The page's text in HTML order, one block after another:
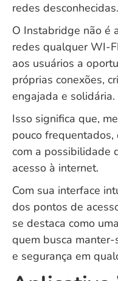
redes desconhecidas.
O Instabridge não é
redes qualquer WI-
aos usuários a
próprias conexões,
engajada e solidária.
Isso significa que,
pouco
com a possibilidade
acesso à internet.
Com sua interface
dos pontos de
se destaca como
quem busca
e segurança em